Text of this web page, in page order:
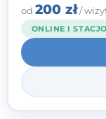
niż
od 200 zł/
ONLINE I